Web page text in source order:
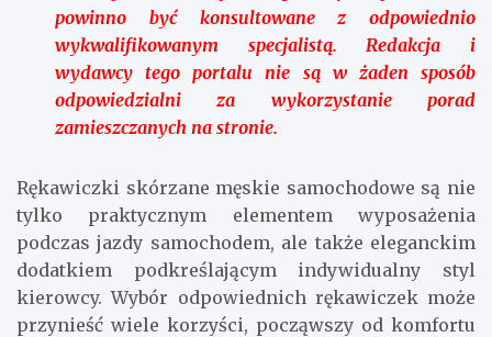
powinno być konsultowane z odpowiednio
wykwalifikowanym specjalistą. Redakcja i
wydawcy tego portalu nie są w żaden sposób
odpowiedzialni za wykorzystanie porad
zamieszczanych na stronie.
Rękawiczki skórzane męskie samochodowe są nie
tylko praktycznym elementem wyposażenia
podczas jazdy samochodem, ale także eleganckim
dodatkiem podkreślającym indywidualny styl
kierowcy. Wybór odpowiednich rękawiczek może
przynieść wiele korzyści, począwszy od komfortu